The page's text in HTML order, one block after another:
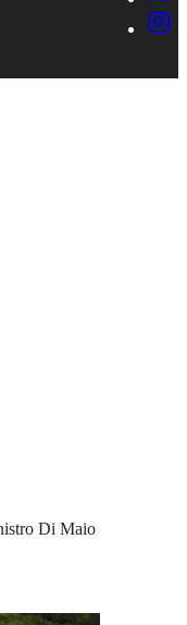
Di Maio